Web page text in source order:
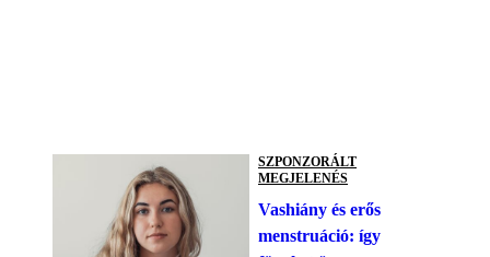
SZPONZORÁLT
MEGJELENÉS
Vashiány és erős
menstruáció: így